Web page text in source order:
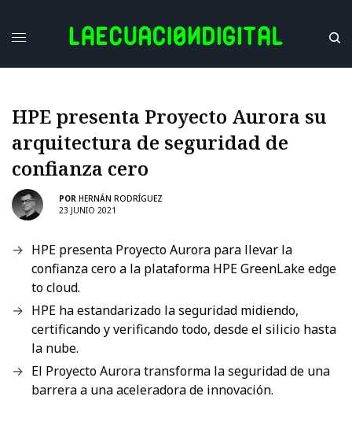
HPE presenta Proyecto Aurora su
arquitectura de seguridad de
confianza cero
POR HERNÁN RODRÍGUEZ
23 JUNIO 2021
HPE presenta Proyecto Aurora para llevar la
confianza cero a la plataforma HPE GreenLake edge
to cloud.
HPE ha estandarizado la seguridad midiendo,
certificando y verificando todo, desde el silicio hasta
la nube.
El Proyecto Aurora transforma la seguridad de una
barrera a una aceleradora de innovación.